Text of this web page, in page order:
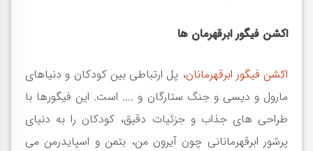
اکشن فیگور ابرقهرمان ها
اکشن فیگور ابرقهرمانان، پل ارتباطی بین کودکان و دنیاهای
مارول و دیسی و جنگ ستارگان و .... است. این فیگورها با
طراحی های جذاب و جزئیات دقیق، کودکان را به دنیای
پرشور ابرقهرمانانی چون آیرون من، بتمن و اسپایدرمن می